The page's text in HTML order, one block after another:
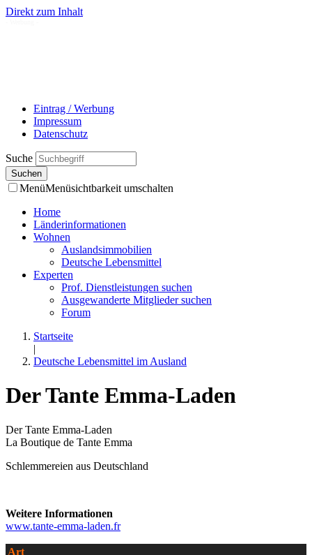
Direkt zum Inhalt
Eintrag / Werbung
Impressum
Datenschutz
Suche
MenüMenüsichtbarkeit umschalten
Home
Länderinformationen
Wohnen
Auslandsimmobilien
Deutsche Lebensmittel
Experten
Prof. Dienstleistungen suchen
Ausgewanderte Mitglieder suchen
Forum
Startseite
|
Deutsche Lebensmittel im Ausland
Der Tante Emma-Laden
Der Tante Emma-Laden
La Boutique de Tante Emma
Schlemmereien aus Deutschland
Weitere Informationen
www.tante-emma-laden.fr
Art